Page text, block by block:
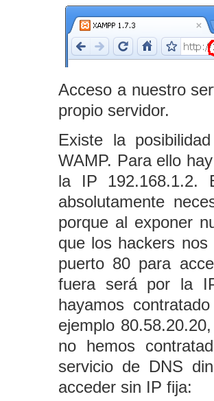
Acceso a nuestro
propio servidor.
Existe la
WAMP. Para ello
la IP 192.168.1.2.
absolutamente
porque al exponer
que los hackers
puerto 80 para
fuera será por la
hayamos
ejemplo
no hemos
servicio de DNS
acceder sin IP fija: